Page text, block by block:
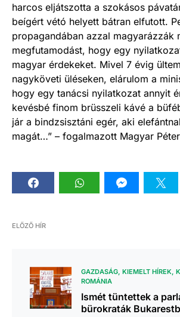
harcos eljátszotta a szokásos
beígért vétó helyett bátran elfutott.
propagandában azzal magyarázzák
megfutamodást, hogy egy
magyar érdekeket. Mivel 7 évig
nagyköveti üléseken, elárulom a
hogy egy tanácsi nyilatkozat annyit
kevésbé finom brüsszeli kávé a
jár a bindzsisztáni egér, aki
magát…” – fogalmazott Magyar
ELŐZŐ HÍR
GAZDASÁG KIEMELT HÍREK
ROMÁNIA
Ismét tüntettek a
bürokraták